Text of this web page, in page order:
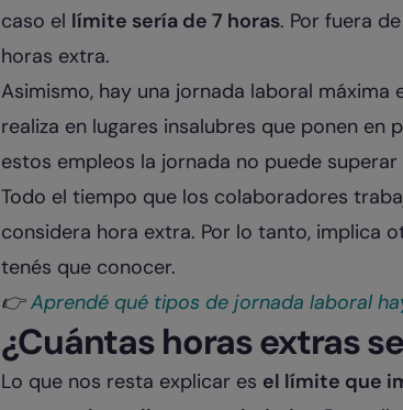
caso el límite sería de 7 horas. Por fuera
horas extra.
Asimismo, hay una jornada laboral
realiza en lugares insalubres que ponen en
estos empleos la jornada no puede
Todo el tiempo que los colaboradores
considera hora extra. Por lo tanto, implica
tenés que conocer.
👉Aprendé qué tipos de jornada laboral
¿Cuántas horas extras
Lo que nos resta explicar es el límite que